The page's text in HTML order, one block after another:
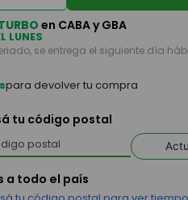
en CABA y GBA
LUNES
se entrega el siguiente día
para devolver tu compra
tu código postal